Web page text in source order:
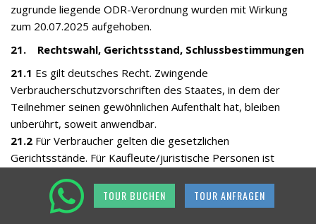
zugrunde liegende ODR-Verordnung wurden mit Wirkung
zum 20.07.2025 aufgehoben.
21. Rechtswahl, Gerichtsstand, Schlussbestimmungen
21.1 Es gilt deutsches Recht. Zwingende
Verbraucherschutzvorschriften des Staates, in dem der
Teilnehmer seinen gewöhnlichen Aufenthalt hat, bleiben
unberührt, soweit anwendbar.
21.2 Für Verbraucher gelten die gesetzlichen
Gerichtsstände. Für Kaufleute/juristische Personen ist
Nebenabreden bedürfen der Textform, soweit
gesetzlich zulässig.
TOUR BUCHEN TOUR ANFRAGEN